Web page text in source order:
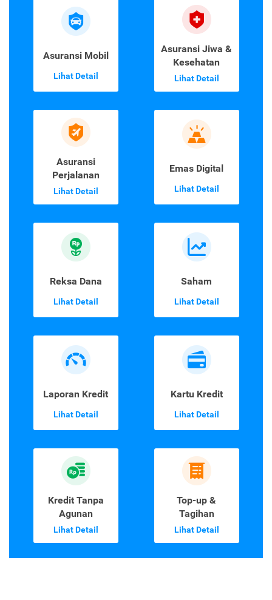
Asuransi Mobil
Lihat Detail
Asuransi Jiwa &
Kesehatan
Lihat Detail
Asuransi
Perjalanan
Lihat Detail
Emas Digital
Lihat Detail
Reksa Dana
Lihat Detail
Saham
Lihat Detail
Laporan Kredit
Lihat Detail
Kartu Kredit
Lihat Detail
Kredit Tanpa
Agunan
Lihat Detail
Top-up &
Tagihan
Lihat Detail